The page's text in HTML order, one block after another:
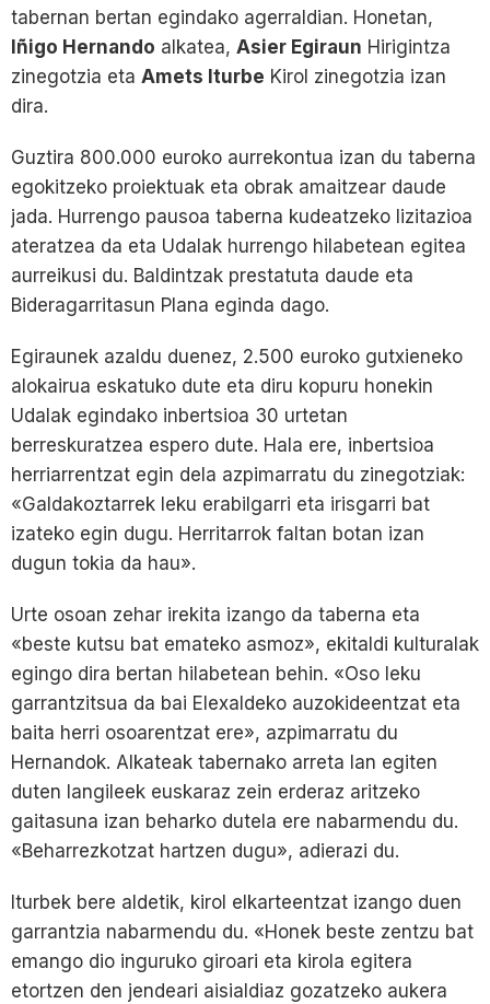
tabernan bertan egindako agerraldian. Honetan,
Iñigo Hernando alkatea, Asier Egiraun Hirigintza
zinegotzia eta Amets Iturbe Kirol zinegotzia izan
dira.
Guztira 800.000 euroko aurrekontua izan du taberna
egokitzeko proiektuak eta obrak amaitzear daude
jada. Hurrengo pausoa taberna kudeatzeko lizitazioa
ateratzea da eta Udalak hurrengo hilabetean egitea
aurreikusi du. Baldintzak prestatuta daude eta
Bideragarritasun Plana eginda dago.
Egiraunek azaldu duenez, 2.500 euroko gutxieneko
alokairua eskatuko dute eta diru kopuru honekin
Udalak egindako inbertsioa 30 urtetan
berreskuratzea espero dute. Hala ere, inbertsioa
herriarrentzat egin dela azpimarratu du zinegotziak:
«Galdakoztarrek leku erabilgarri eta irisgarri bat
izateko egin dugu. Herritarrok faltan botan izan
dugun tokia da hau».
Urte osoan zehar irekita izango da taberna eta
«beste kutsu bat emateko asmoz», ekitaldi kulturalak
egingo dira bertan hilabetean behin. «Oso leku
garrantzitsua da bai Elexaldeko auzokideentzat eta
baita herri osoarentzat ere», azpimarratu du
Hernandok. Alkateak tabernako arreta lan egiten
duten langileek euskaraz zein erderaz aritzeko
gaitasuna izan beharko dutela ere nabarmendu du.
«Beharrezkotzat hartzen dugu», adierazi du.
Iturbek bere aldetik, kirol elkarteentzat izango duen
garrantzia nabarmendu du. «Honek beste zentzu bat
emango dio inguruko giroari eta kirola egitera
etortzen den jendeari aisialdiaz gozatzeko aukera